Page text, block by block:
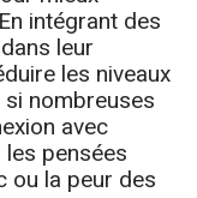
intégrant des
leur
les niveaux
nombreuses
avec
les pensées
ou la peur des